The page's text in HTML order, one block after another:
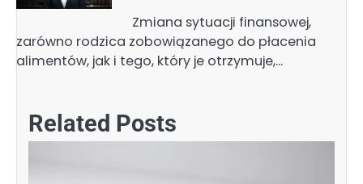
Zmiana sytuacji finansowej,
zarówno rodzica zobowiązanego do płacenia
alimentów, jak i tego, który je otrzymuje,…
Related Posts